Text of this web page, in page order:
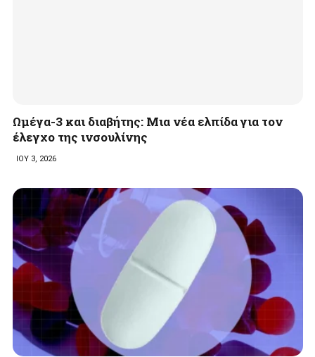
Ωμέγα-3 και διαβήτης: Μια νέα ελπίδα για τον
έλεγχο της ινσουλίνης
ΙΟΥ 3, 2026